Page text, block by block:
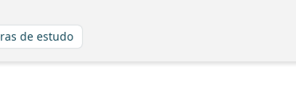
de estudo